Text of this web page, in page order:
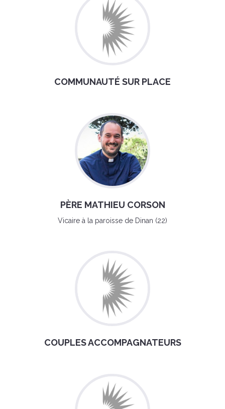
COMMUNAUTÉ SUR PLACE
PÈRE MATHIEU CORSON
Vicaire à la paroisse de Dinan (22)
COUPLES ACCOMPAGNATEURS